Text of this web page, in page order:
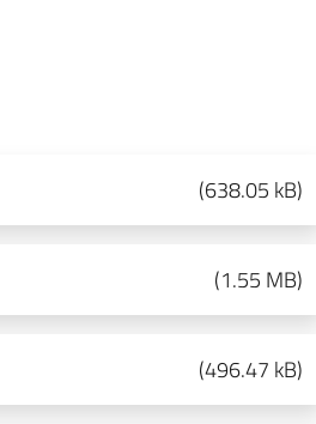
(638.05 kB)
(1.55 MB)
(496.47 kB)